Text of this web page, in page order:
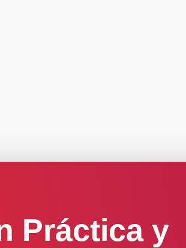
Práctica y